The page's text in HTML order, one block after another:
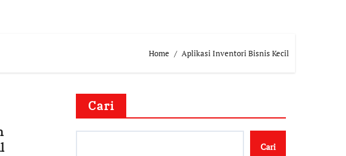
Home Aplikasi Inventori Bisnis Kecil
Cari
Cari